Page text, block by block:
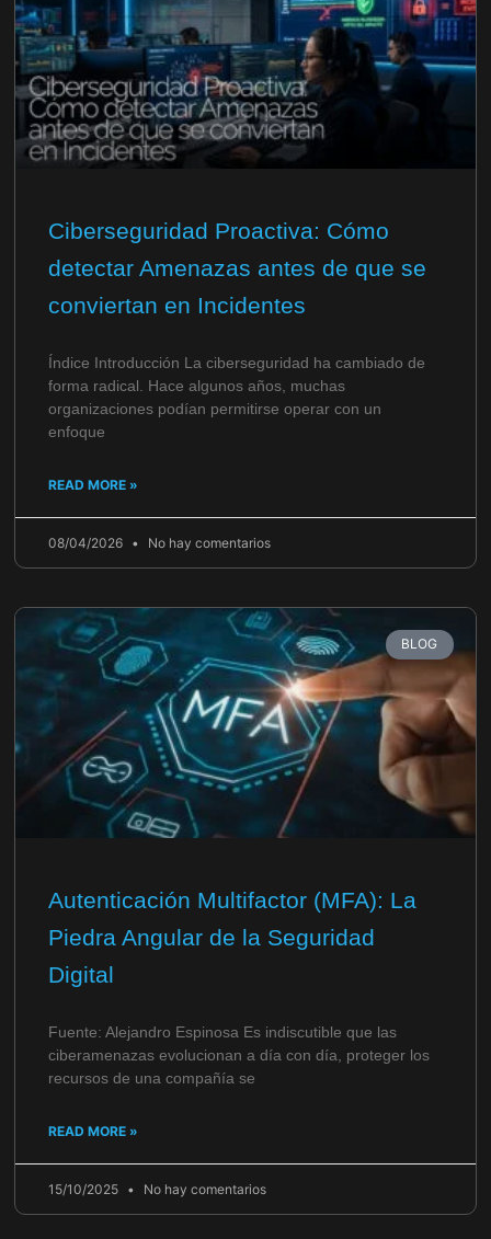
Ciberseguridad Proactiva: Cómo
detectar Amenazas antes de que se
conviertan en Incidentes
Índice Introducción La ciberseguridad ha cambiado de
forma radical. Hace algunos años, muchas
organizaciones podían permitirse operar con un
enfoque
READ MORE »
08/04/2026 No hay comentarios
BLOG
Autenticación Multifactor (MFA): La
Piedra Angular de la Seguridad
Digital
Fuente: Alejandro Espinosa Es indiscutible que las
ciberamenazas evolucionan a día con día, proteger los
recursos de una compañía se
READ MORE »
15/10/2025 No hay comentarios